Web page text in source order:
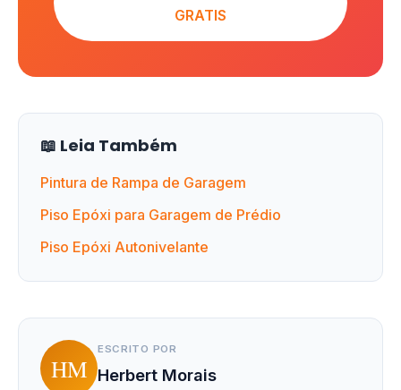
GRATIS
📖 Leia Também
Pintura de Rampa de Garagem
Piso Epóxi para Garagem de Prédio
Piso Epóxi Autonivelante
HM
ESCRITO POR
Herbert Morais